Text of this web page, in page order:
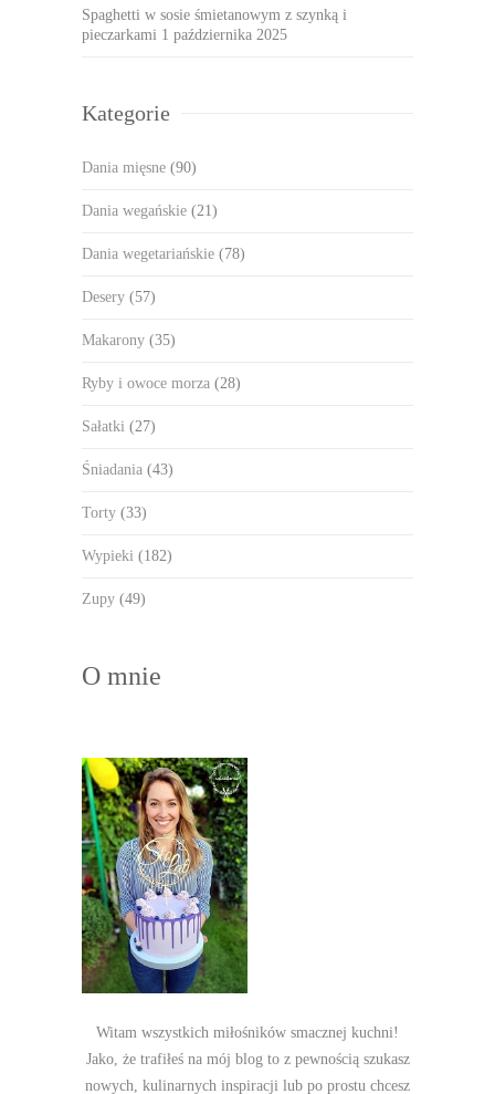
Spaghetti w sosie śmietanowym z szynką i
pieczarkami 1 października 2025
Kategorie
Dania mięsne (90)
Dania wegańskie (21)
Dania wegetariańskie (78)
Desery (57)
Makarony (35)
Ryby i owoce morza (28)
Sałatki (27)
Śniadania (43)
Torty (33)
Wypieki (182)
Zupy (49)
O mnie
Witam wszystkich miłośników smacznej kuchni!
Jako, że trafiłeś na mój blog to z pewnością szukasz
nowych, kulinarnych inspiracji lub po prostu chcesz